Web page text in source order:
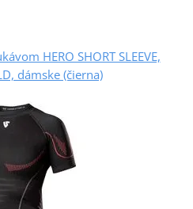
HERO SHORT SLEEVE,
dámske (čierna)